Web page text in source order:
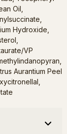
Oil,
Hydroxide,
VP
Aurantium Peel